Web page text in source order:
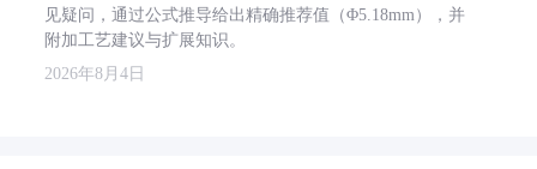
见疑问，通过公式推导给出精确推荐值（Φ5.18mm），并
附加工艺建议与扩展知识。
2026年8月4日